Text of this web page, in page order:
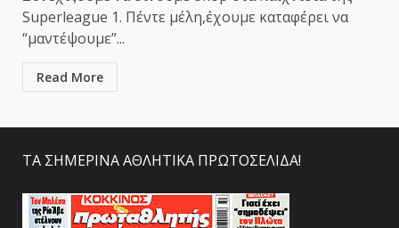
Superleague 1. Πέντε μέλη,έχουμε καταφέρει να
“μαντέψουμε”...
Read More
ΤΑ ΣΗΜΕΡΙΝΑ ΑΘΛΗΤΙΚΑ ΠΡΩΤΟΣΕΛΙΔΑ!